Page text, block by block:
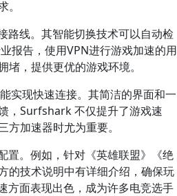
路线。其智能切换技术可以自动检
报告，使用VPN进行游戏加速的用
，提供更优的游戏环境。
实现快速连接。其简洁的界面和一
，Surfshark 不仅提升了游戏速
加速器时尤为重要。
置。例如，针对《英雄联盟》《绝
的技术说明中有详细介绍，确保玩
方面表现出色，成为许多电竞选手